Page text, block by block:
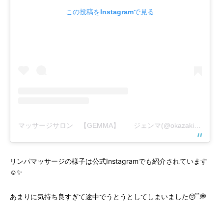
この投稿をInstagramで見る
リンパマッサージの様子は公式Instagramでも紹介されています
☺️✨
あまりに気持ち良すぎて途中でうとうとしてしまいました😴💭